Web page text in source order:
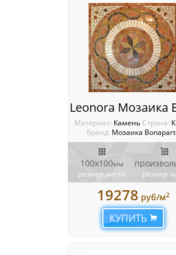
Материал: Камень Cтрана:
Бренд: Мозаика
100х100мм
размер листа
размер
19278 руб/м2
КУПИТЬ